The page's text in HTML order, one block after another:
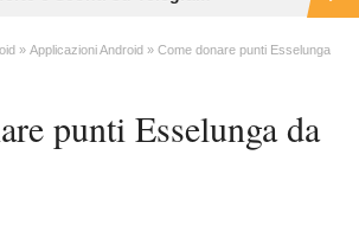
Applicazioni Android
Come donare punti Esselunga
punti Esselunga da